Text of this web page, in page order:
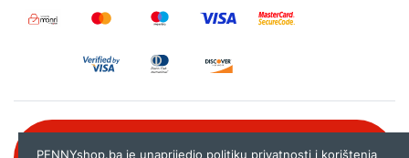
PENNYshop.ba je unaprijedio politiku privatnosti i korištenja